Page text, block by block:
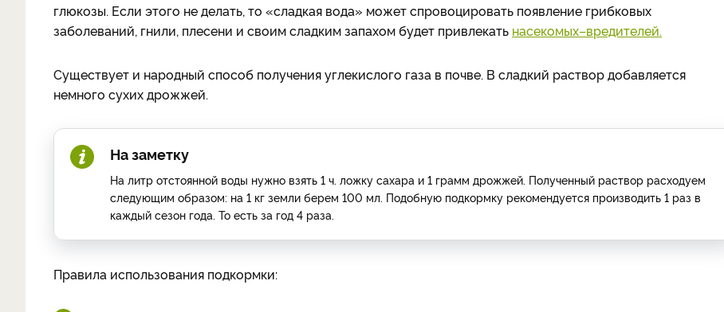
глюкозы. Если этого не делать, то «сладкая вода» может спровоцировать появление грибковых
заболеваний, гнили, плесени и своим сладким запахом будет привлекать насекомых–вредителей.
Существует и народный способ получения углекислого газа в почве. В сладкий раствор добавляется
немного сухих дрожжей.
На заметку
На литр отстоянной воды нужно взять 1 ч. ложку сахара и 1 грамм дрожжей. Полученный раствор расходуем
следующим образом: на 1 кг земли берем 100 мл. Подобную подкормку рекомендуется производить 1 раз в
каждый сезон года. То есть за год 4 раза.
Правила использования подкормки: